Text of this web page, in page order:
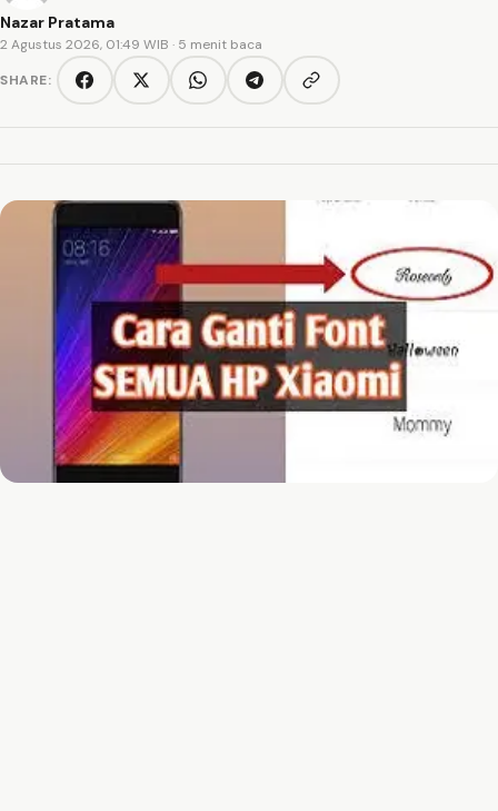
Nazar Pratama
2 Agustus 2026, 01:49 WIB · 5 menit baca
SHARE:
FacebookTwitter/XWhatsAppTelegramCopy link